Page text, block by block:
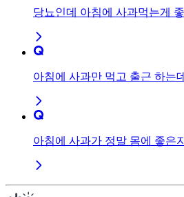
당뇨인데 아침에 사과먹는게
아침에 사과만 먹고 출근 하는
아침에 사과가 정말 몸에 좋은